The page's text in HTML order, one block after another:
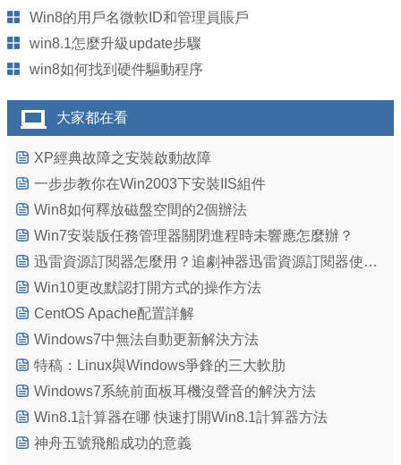
Win8的用戶名微軟ID和管理員賬戶
win8.1怎麼升級update步驟
win8如何找到硬件驅動程序
大家都在看
XP經典故障之安裝啟動故障
一步步教你在Win2003下安裝IIS組件
Win8如何釋放磁盤空間的2個辦法
Win7安裝版任務管理器關閉進程時未響應怎麼辦？
迅雷資源訂閱器怎麼用？追劇神器迅雷資源訂閱器使用教程
Win10更改默認打開方式的操作方法
CentOS Apache配置詳解
Windows7中無法自動更新解決方法
特稿：Linux與Windows爭鋒的三大軟肋
Windows7系統前面板耳機沒聲音的解決方法
Win8.1計算器在哪 快速打開Win8.1計算器方法
神舟五號飛船成功的意義